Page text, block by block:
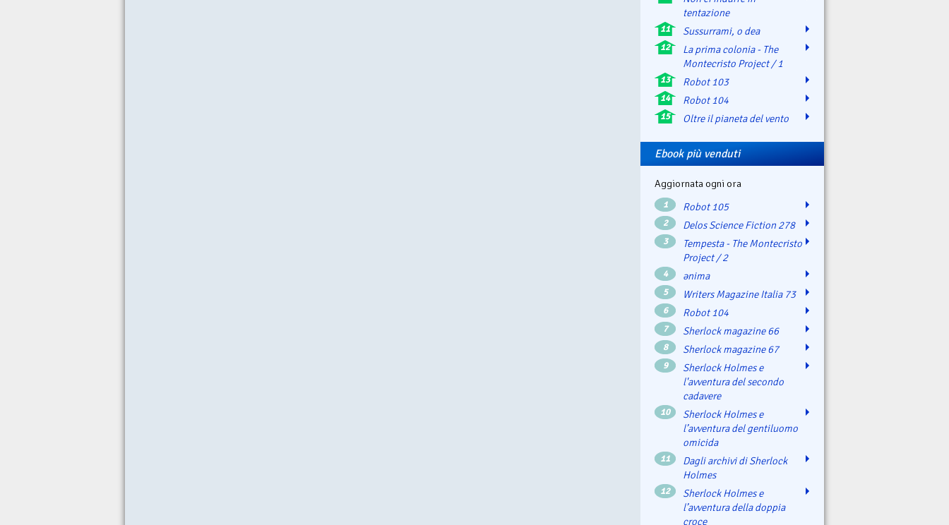
tentazione
11 Sussurrami, o dea
12
La prima colonia - The
Montecristo Project / 1
13 Robot 103
14 Robot 104
15 Oltre il pianeta del vento
Ebook più venduti
Aggiornata ogni ora
1 Robot 105
2 Delos Science Fiction 278
3
Tempesta - The Montecristo
Project / 2
4 ənima
5 Writers Magazine Italia 73
6 Robot 104
7 Sherlock magazine 66
8 Sherlock magazine 67
9
Sherlock Holmes e
l'avventura del secondo
cadavere
10
Sherlock Holmes e
l’avventura del gentiluomo
omicida
11
Dagli archivi di Sherlock
Holmes
12
Sherlock Holmes e
l’avventura della doppia
croce